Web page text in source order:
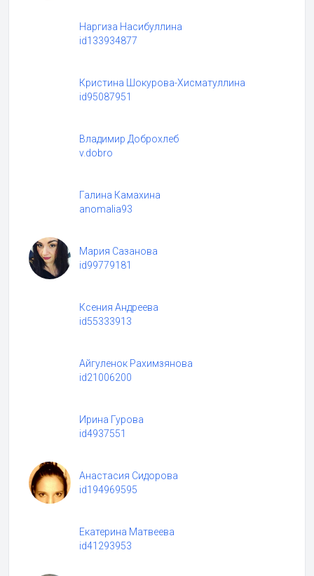
Наргиза Насибуллина
id133934877
Кристина Шокурова-Хисматуллина
id95087951
Владимир Доброхлеб
v.dobro
Галина Камахина
anomalia93
Мария Сазанова
id99779181
Ксения Андреева
id55333913
Айгуленок Рахимзянова
id21006200
Ирина Гурова
id4937551
Анастасия Сидорова
id194969595
Екатерина Матвеева
id41293953